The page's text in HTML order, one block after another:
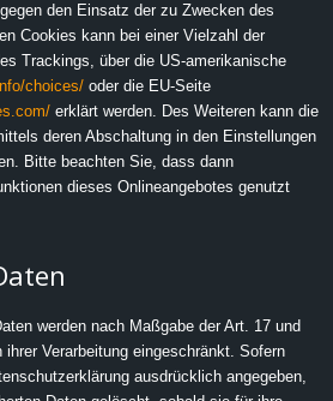
den Einsatz der zu Zwecken des
Cookies kann bei einer Vielzahl der
Trackings, über die US-amerikanische
choices/ oder die EU-Seite
erklärt werden. Des Weiteren kann die
deren Abschaltung in den Einstellungen
Bitte beachten Sie, dass dann
dieses Onlineangebotes genutzt
werden nach Maßgabe der Art. 17 und
Verarbeitung eingeschränkt. Sofern
ausdrücklich angegeben,